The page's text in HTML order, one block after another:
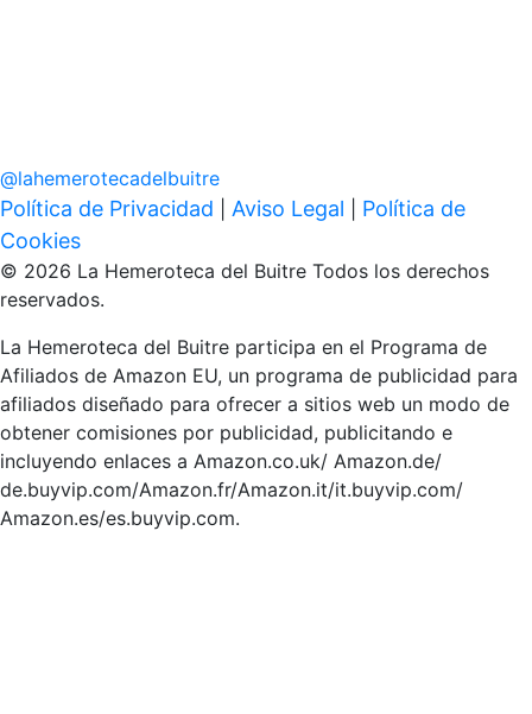
@lahemerotecadelbuitre
Política de Privacidad Aviso Legal
Política de
Cookies
© 2026 La Hemeroteca del Buitre Todos los derechos
reservados.
La Hemeroteca del Buitre participa en el Programa de
Afiliados de Amazon EU, un programa de publicidad para
afiliados diseñado para ofrecer a sitios web un modo de
obtener comisiones por publicidad, publicitando e
incluyendo enlaces a Amazon.co.uk/ Amazon.de/
de.buyvip.com/Amazon.fr/Amazon.it/it.buyvip.com/
Amazon.es/es.buyvip.com.